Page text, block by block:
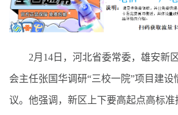
2月14日，河北省委常委，雄安新
会主任张国华调研“三校一院”项目建
议。他强调，新区上下要高起点高标准